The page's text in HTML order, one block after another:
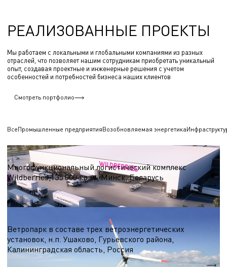
РЕАЛИЗОВАННЫЕ ПРОЕКТЫ
Мы работаем с локальными и глобальными компаниями из разных
отраслей, что позволяет нашим сотрудникам приобретать уникальный
опыт, создавая проектные и инженерные решения с учетом
особенностей и потребностей бизнеса наших клиентов
Смотреть портфолио
ВсеПромышленные предприятияВозобновляемая энергетика
Логистические центры и склады
Многофункциональный логистический комплекс
Wildberries,135 000 кв.м., Минск, Беларусь
S = 135 000 кв.м.
Ветропарк в составе трех ветроэнергетических
установок, н.п. Ушаково, Гурьевского района,
Калининградская область, Россия